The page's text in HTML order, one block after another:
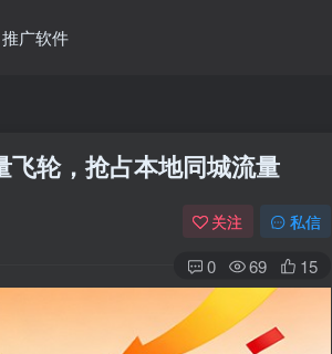
推广软件
轮，抢占本地同城流量
关注 私信
0 69 15